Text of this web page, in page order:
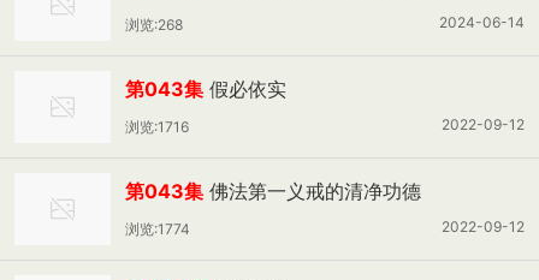
2024-06-14
浏览:268
第043集 假必依实
2022-09-12
浏览:1716
第043集 佛法第一义戒的清净功德
2022-09-12
浏览:1774